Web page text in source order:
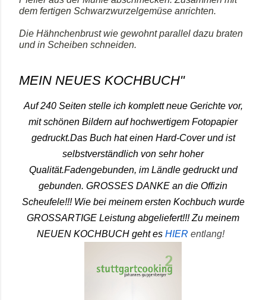
dem fertigen Schwarzwurzelgemüse anrichten.
Die Hähnchenbrust wie gewohnt parallel dazu braten
und in Scheiben schneiden.
MEIN NEUES KOCHBUCH"
Auf 240 Seiten stelle ich komplett neue Gerichte vor,
mit schönen Bildern auf hochwertigem Fotopapier
gedruckt.Das Buch hat einen Hard-Cover und ist
selbstverständlich von sehr hoher
Qualität.Fadengebunden, im Ländle gedruckt und
gebunden. GROSSES DANKE an die Offizin
Scheufele!!! Wie bei meinem ersten Kochbuch wurde
GROSSARTIGE Leistung abgeliefert!!!Zu meinem
NEUEN KOCHBUCH geht es HIER entlang!